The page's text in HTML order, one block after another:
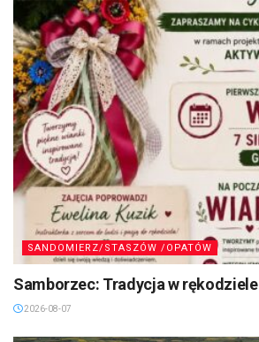
SANDOMIERZ/STASZÓW /OPATÓW
Samborzec: Tradycja w rękodziele
2026-08-07